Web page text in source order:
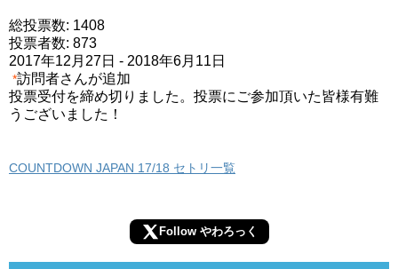
総投票数: 1408
投票者数: 873
2017年12月27日 - 2018年6月11日
*訪問者さんが追加
投票受付を締め切りました。投票にご参加頂いた皆様有難
うございました！
COUNTDOWN JAPAN 17/18 セトリ一覧
Follow やわろっく